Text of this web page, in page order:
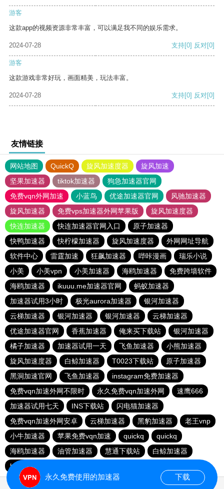
游客
这款app的视频资源非常丰富，可以满足我不同的娱乐需求。
2024-07-28 支持[0] 反对[0]
游客
这款游戏非常好玩，画面精美，玩法丰富。
2024-07-28 支持[0] 反对[0]
友情链接
网站地图 QuickQ 旋风加速度器
旋风加速
坚果加速器
tiktok加速器
狗急加速器官网
免费vqn外网加速
小蓝鸟 优途加速器官网
风驰加速器
旋风加速器
免费vps加速器外网苹果版
旋风加速度器
快连加速器
快连加速器官网入口
原子加速器
快鸭加速器
快柠檬加速器 旋风加速度器
外网网址导航
软件中心
雷霆加速 狂飙加速器 哔咔漫画
瑞乐小说
小美
小美vpn 小美加速器 海鸥加速器
免费跨墙软件
海鸥加速器
ikuuu.me加速器官网
蚂蚁加速器
加速器试用3小时
极光aurora加速器
银河加速器
云梯加速器
银河加速器 银河加速器
云梯加速器
优途加速器官网
香蕉加速器 俺来买下载站
银河加速器
橘子加速器
加速器试用一天 飞鱼加速器
小熊加速器
旋风加速度器
白鲸加速器 T0023下载站
原子加速器
黑洞加速官网
飞鱼加速器
instagram免费加速器
免费vqn加速外网不限时
永久免费vqn加速外网
速鹰666
加速器试用七天
INS下载站
闪电猫加速器
免费vqn加速外网安卓
云梯加速器 黑豹加速器
老王vnp
小牛加速器
苹果免费vqn加速 quickq
quickq
海鸥加速器
油管加速器 慧通下载站
白鲸加速器
hammer加速器
永久免费使用的加速器 下载